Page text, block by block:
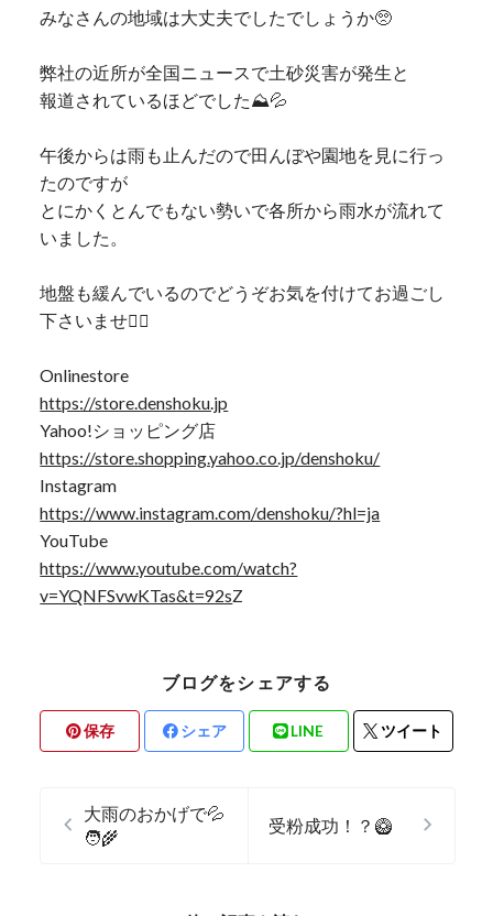
みなさんの地域は大丈夫でしたでしょうか🥺
弊社の近所が全国ニュースで土砂災害が発生と
報道されているほどでした⛰️💦
午後からは雨も止んだので田んぼや園地を見に行っ
たのですが
とにかくとんでもない勢いで各所から雨水が流れて
いました。
地盤も緩んでいるのでどうぞお気を付けてお過ごし
下さいませ🙇‍♂️
Onlinestore
https://store.denshoku.jp
Yahoo!ショッピング店
https://store.shopping.yahoo.co.jp/denshoku/
Instagram
https://www.instagram.com/denshoku/?hl=ja
YouTube
https://www.youtube.com/watch?
v=YQNFSvwKTas&t=92sZ
ブログをシェアする
保存 シェア LINE ツイート
大雨のおかげで💦
🧑‍🌾
受粉成功！？🥝